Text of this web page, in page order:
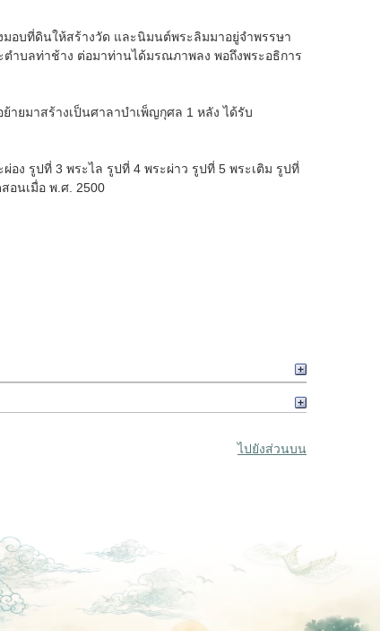
มอบที่ดินให้สร้างวัด และนิมนต์พระลิมมาอยู่จำพรรษา
ำบลท่าช้าง ต่อมาท่านได้มรณภาพลง พอถึงพระอธิการ
ยมาสร้างเป็นศาลาบำเพ็ญกุศล 1 หลัง ได้รับ
อง รูปที่ 3 พระไล รูปที่ 4 พระผ่าว รูปที่ 5 พระเติม รูปที่
อนเมื่อ พ.ศ. 2500
ไปยังส่วนบน